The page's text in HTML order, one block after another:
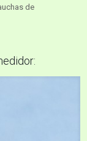
de